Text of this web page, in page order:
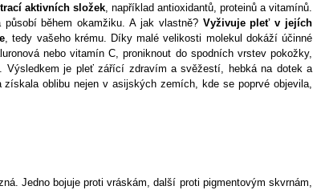
aktivních složek , například antioxidantů, proteinů a vitamínů.
během okamžiku. A jak vlastně? Vyživuje pleť v jejích
, tedy vašeho krému. Díky malé velikosti molekul dokáží účinné
nebo vitamín C, proniknout do spodních vrstev pokožky,
Výsledkem je pleť zářící zdravím a svěžestí, hebká na dotek a
oblibu nejen v asijských zemích, kde se poprvé objevila,
Jedno bojuje proti vráskám, další proti pigmentovým skvrnám,